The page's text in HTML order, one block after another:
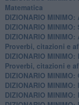
​Matematica
DIZIONARIO MINIMO:
DIZIONARIO MINIMO:
​DIZIONARIO
Proverbi, citazioni e
DIZIONARIO
​Proverbi, citazioni e
DIZIONARIO
DIZIONARIO
DIZIONARIO